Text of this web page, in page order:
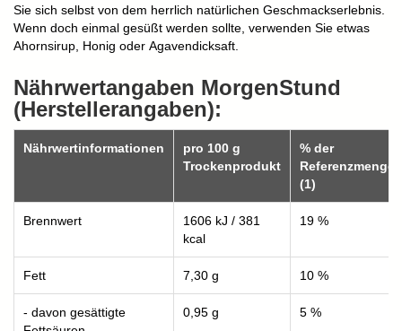
Sie sich selbst von dem herrlich natürlichen Geschmackserlebnis.
Wenn doch einmal gesüßt werden sollte, verwenden Sie etwas
Ahornsirup, Honig oder Agavendicksaft.
Nährwertangaben MorgenStund
(Herstellerangaben):
Nährwertinformationen
pro 100 g
Trockenprodukt
% der
Referenzmenge
(1)
Brennwert
1606 kJ / 381
kcal
19 %
Fett 7,30 g 10 %
- davon gesättigte
0,95 g 5 %